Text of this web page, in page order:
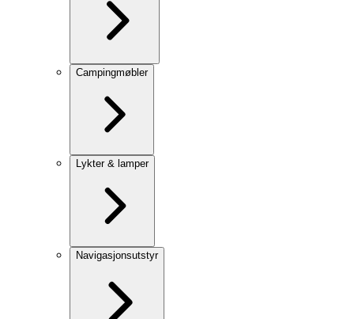
Campingmøbler
Lykter & lamper
Navigasjonsutstyr